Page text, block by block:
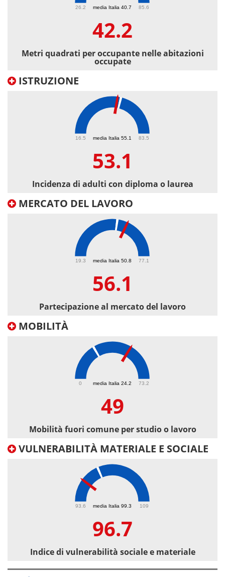
media Italia 40.7
26.2 85.6
42.2
Metri quadrati per occupante nelle abitazioni
occupate
ISTRUZIONE
media Italia 55.1
16.5 83.5
53.1
Incidenza di adulti con diploma o laurea
MERCATO DEL LAVORO
media Italia 50.8
19.3 77.1
56.1
Partecipazione al mercato del lavoro
MOBILITÀ
media Italia 24.2
0 73.2
49
Mobilità fuori comune per studio o lavoro
VULNERABILITÀ MATERIALE E SOCIALE
media Italia 99.3
93.6 109
96.7
Indice di vulnerabilità sociale e materiale